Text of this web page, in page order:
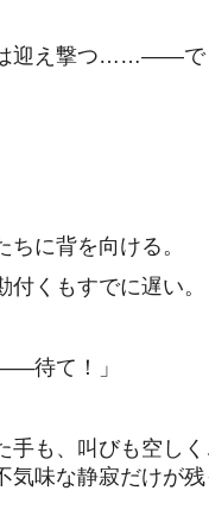
迎え撃つ……――で
に背を向ける。
くもすでに遅い。
待て！」
手も、叫びも空し
気味な静寂だけが